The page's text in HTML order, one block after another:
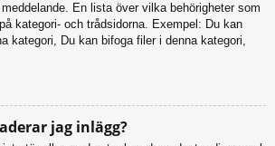
En lista över vilka behörigheter som
kategori- och trådsidorna. Exempel: Du kan
kategori, Du kan bifoga filer i denna kategori,
jag inlägg?